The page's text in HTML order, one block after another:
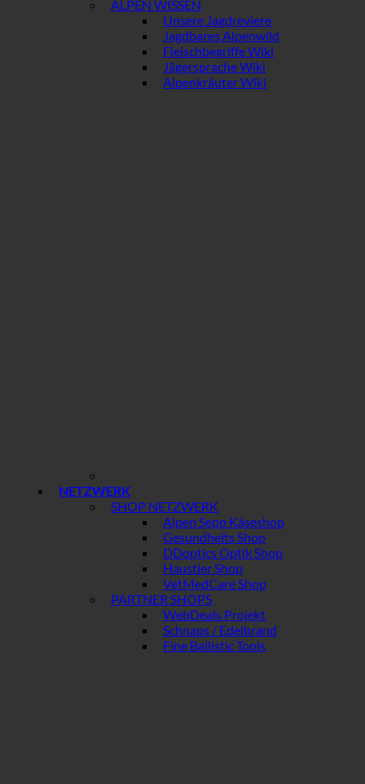
ALPEN WISSEN
Unsere Jagdreviere
Jagdbares Alpenwild
Fleischbegriffe Wiki
Jägersprache Wiki
Alpenkräuter Wiki
NETZWERK
SHOP NETZWERK
Alpen Sepp Käseshop
Gesundheits Shop
DDoptics Optik Shop
Haustier Shop
VetMedCare Shop
PARTNER SHOPS
WebDeals Projekt
Schnaps / Edelbrand
Fine Ballistic Tools